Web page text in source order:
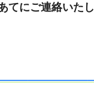
てにご連絡いた